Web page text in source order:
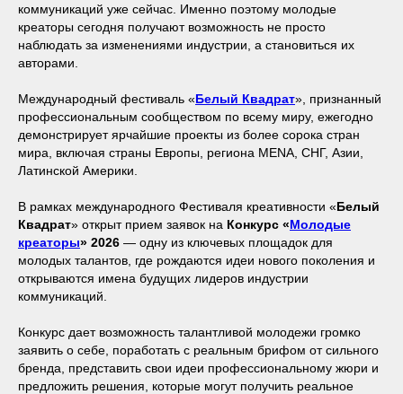
коммуникаций уже сейчас. Именно поэтому молодые
креаторы сегодня получают возможность не просто
наблюдать за изменениями индустрии, а становиться их
авторами.
Международный фестиваль «Белый Квадрат», признанный
профессиональным сообществом по всему миру, ежегодно
демонстрирует ярчайшие проекты из более сорока стран
мира, включая страны Европы, региона MENA, СНГ, Азии,
Латинской Америки.
В рамках международного Фестиваля креативности «Белый
Квадрат» открыт прием заявок на Конкурс «Молодые
креаторы» 2026 — одну из ключевых площадок для
молодых талантов, где рождаются идеи нового поколения и
открываются имена будущих лидеров индустрии
коммуникаций.
Конкурс дает возможность талантливой молодежи громко
заявить о себе, поработать с реальным брифом от сильного
бренда, представить свои идеи профессиональному жюри и
предложить решения, которые могут получить реальное